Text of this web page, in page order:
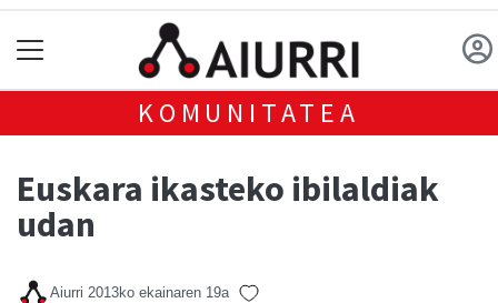
KOMUNITATEA
Euskara ikasteko ibilaldiak
udan
Aiurri 2013ko ekainaren 19a